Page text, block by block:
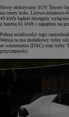
Nowy elektryczny SUV Toyoty
na cztery koła. Litowo-żelazowo-
49 kWh będzie dostępny
z baterią 61 kWh i napędem na
Pełnię możliwości tego
Wersja ta ma dodatkowy tylny
ze wzniesienia (DAC) oraz tryby
przyczepności.